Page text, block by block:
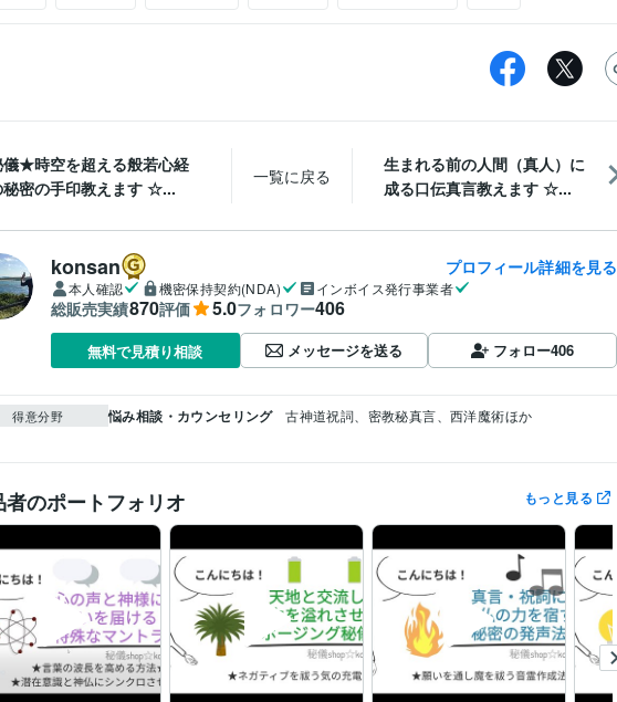
儀★時空を超える般若心経
秘密の手印教えます ☆...
一覧に戻る
生まれる前の人間（真人）に
成る口伝真言教えます ☆...
konsan プロフィール詳細を見る
本人確認 機密保持契約(NDA) インボイス発行事業者
総販売実績870評価 5.0フォロワー406
無料で見積り相談 メッセージを送る フォロー406
得意分野 悩み相談・カウンセリング 古神道祝詞、密教秘真言、西洋魔術ほか
者のポートフォリオ もっと見る